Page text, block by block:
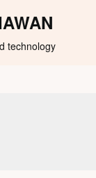
technology